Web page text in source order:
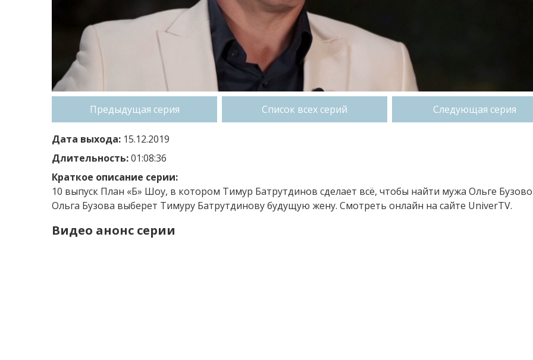
Предыдущая серия Список всех серий Следующая серия
Дата выхода: 15.12.2019
Длительность:01:08:36
Краткое описание серии:
10 выпуск План «Б» Шоу, в котором Тимур Батрутдинов сделает всё, чтобы найти мужа Ольге
Ольга Бузова выберет Тимуру Батрутдинову будущую жену. Смотреть онлайн на сайте UniverTV.
Видео анонс серии